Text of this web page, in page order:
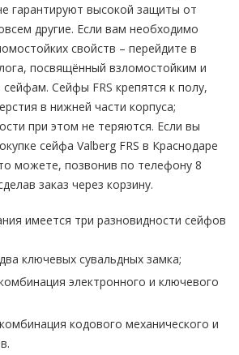
гарантируют высокой защиты от
другие. Если вам необходимо
свойств – перейдите в
посвящённый взломостойким и
Сейфы FRS крепятся к полу,
в нижней части корпуса;
при этом не теряются. Если вы
сейфа Valberg FRS в Краснодаре
можете, позвонив по телефону 8
заказ через корзину.
имеется три разновидности сейфов
ключевых сувальдных замка;
электронного и ключевого
кодового механического и